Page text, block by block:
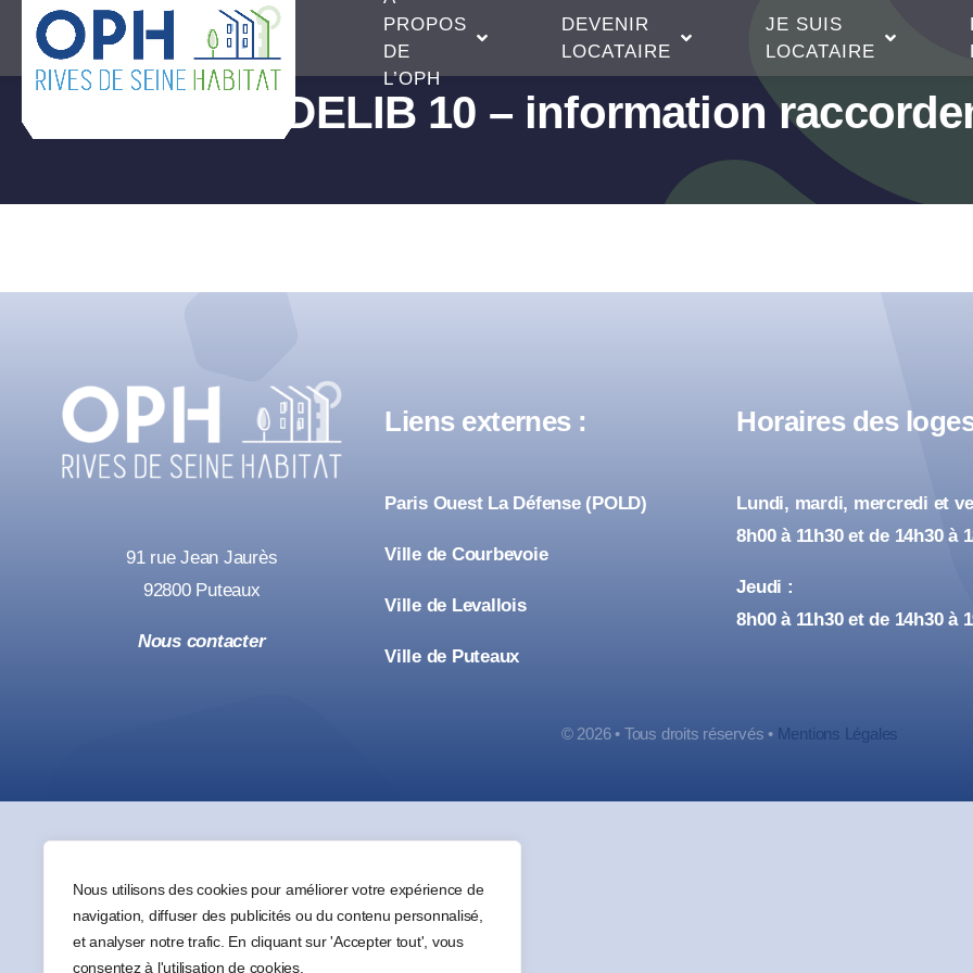
Nous utilisons des cookies pour améliorer votre expérience de
navigation, diffuser des publicités ou du contenu personnalisé,
et analyser notre trafic. En cliquant sur 'Accepter tout', vous
consentez à l'utilisation de cookies.
PROPOS
DE
L’OPH
DEVENIR
LOCATAIRE
JE SUIS
LOCATAIRE
Passer
contenu
DELIB 10 – information
91 rue Jean Jaurès
92800 Puteaux
Nous contacter
Liens externes :
Paris Ouest La Défense (POLD)
Ville de Courbevoie
Ville de Levallois
Ville de Puteaux
Horaires des
Lundi, mardi, mercredi et
8h00 à 11h30 et de 14h30 à
Jeudi :
8h00 à 11h30 et de 14h30 à
© 2026 • Tous droits réservés • Mentions Légales